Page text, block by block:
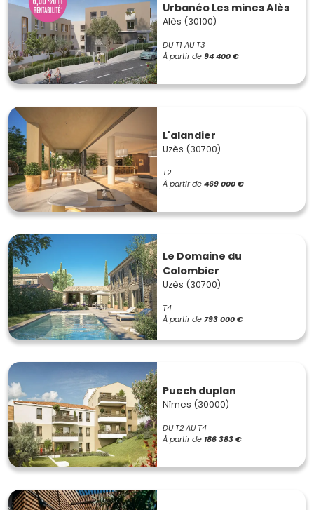
Urbanéo Les mines Alès
Alès (30100)
DU T1 AU T3
À partir de94 400 €
L'alandier
Uzès (30700)
T2
À partir de469 000 €
Le Domaine du
Colombier
Uzès (30700)
T4
À partir de793 000 €
Puech duplan
Nîmes (30000)
DU T2 AU T4
À partir de 186 383 €